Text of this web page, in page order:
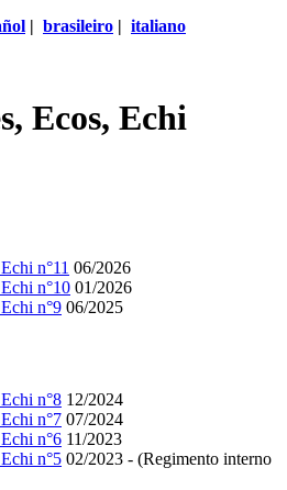
| brasileiro | italiano
Ecos, Echi
n°11 06/2026
n°10 01/2026
n°9 06/2025
n°8 12/2024
n°7 07/2024
n°6 11/2023
n°5 02/2023 - (Regimento interno